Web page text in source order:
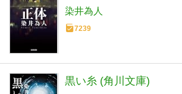
染井為人
7239
黒い糸 (角川文庫)